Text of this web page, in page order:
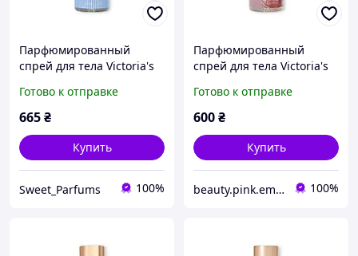
Парфюмированный
спрей для тела Victoria's
Готово к отправке
665₴
Купить
Sweet_Parfums 100%
Парфюмированный
спрей для тела Victoria's
Готово к отправке
600₴
Купить
beauty.pink.emotions 100%